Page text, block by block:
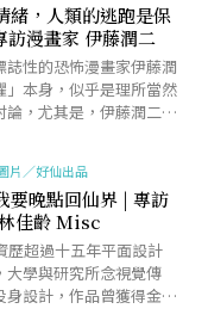
緒，人類的逃跑是保
訪漫畫家 伊藤潤二
誌性的恐怖漫畫家伊藤潤
」本身，似乎是理所當然
論，尤其是，伊藤潤二從
片／好仙出品
要晚點回仙界 | 專訪
佳齡 Misc
歷超過十五年平面設計
大學與研究所念視覺傳
身設計，作品曾獲得金鐘